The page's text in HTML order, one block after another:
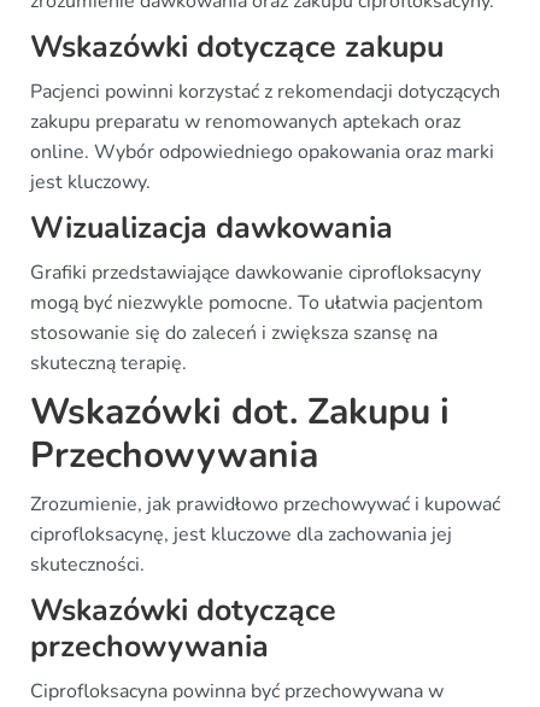
Wskazówki dotyczące zakupu
Pacjenci powinni korzystać z rekomendacji dotyczących
zakupu preparatu w renomowanych aptekach oraz
online. Wybór odpowiedniego opakowania oraz marki
jest kluczowy.
Wizualizacja dawkowania
Grafiki przedstawiające dawkowanie ciprofloksacyny
mogą być niezwykle pomocne. To ułatwia pacjentom
stosowanie się do zaleceń i zwiększa szansę na
skuteczną terapię.
Wskazówki dot. Zakupu i
Przechowywania
Zrozumienie, jak prawidłowo przechowywać i kupować
ciprofloksacynę, jest kluczowe dla zachowania jej
skuteczności.
Wskazówki dotyczące
przechowywania
Ciprofloksacyna powinna być przechowywana w